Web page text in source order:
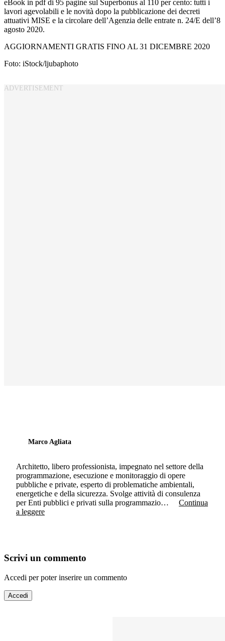
eBook in pdf di 95 pagine sul Superbonus al 110 per cento: tutti i
lavori agevolabili e le novità dopo la pubblicazione dei decreti
attuativi MISE e la circolare dell’Agenzia delle entrate n. 24/E dell’8
agosto 2020.
AGGIORNAMENTI GRATIS FINO AL 31 DICEMBRE 2020
Foto: iStock/ljubaphoto
Marco Agliata
Architetto, libero professionista, impegnato nel settore della
programmazione, esecuzione e monitoraggio di opere
pubbliche e private, esperto di problematiche ambientali,
energetiche e della sicurezza. Svolge attività di consulenza
per Enti pubblici e privati sulla programmazio…
Continua
a leggere
Scrivi un commento
Accedi per poter inserire un commento
Accedi